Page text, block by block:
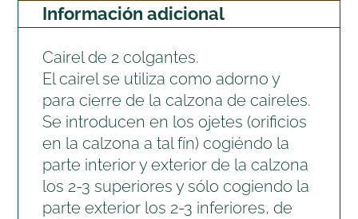
VIEJAInformación adicional
Cairel de 2 colgantes.
El cairel se utiliza como adorno y
para cierre de la calzona de caireles.
Se introducen en los ojetes (orificios
en la calzona a tal fín) cogiéndo la
parte interior y exterior de la calzona
los 2-3 superiores y sólo cogiendo la
parte exterior los 2-3 inferiores, de